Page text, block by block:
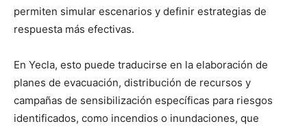
permiten simular escenarios y definir estrategias de
respuesta más efectivas.
En Yecla, esto puede traducirse en la elaboración de
planes de evacuación, distribución de recursos y
campañas de sensibilización específicas para riesgos
identificados, como incendios o inundaciones, que